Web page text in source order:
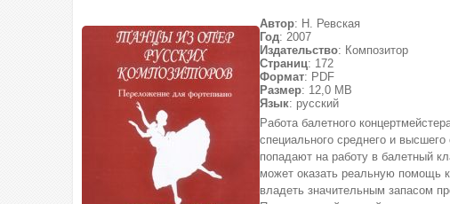
Автор: Н. Ревская
Год: 2007
Издательство: Композитор
Страниц: 172
Формат: PDF
Размер: 12,0 МВ
Язык: русский
Работа балетного
специального среднего и
попадают на работу в балетный
может оказать реальную помощь
владеть значительным запасом